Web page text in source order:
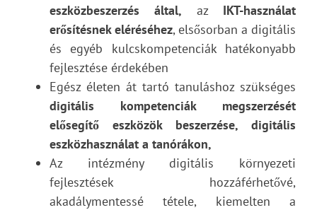
eszközbeszerzés által, az IKT-használat
erősítésnek eléréséhez, elsősorban a digitális
és egyéb kulcskompetenciák hatékonyabb
fejlesztése érdekében
Egész életen át tartó tanuláshoz szükséges
digitális kompetenciák megszerzését
elősegítő eszközök beszerzése, digitális
eszközhasználat a tanórákon,
Az intézmény digitális környezeti
fejlesztések hozzáférhetővé,
akadálymentessé tétele, kiemelten a